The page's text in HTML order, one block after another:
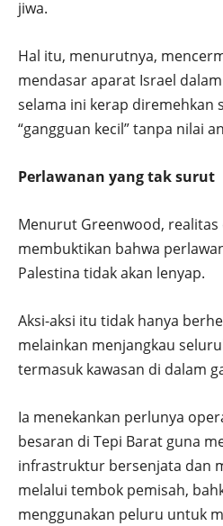
jiwa.
Hal itu, menurutnya,
mendasar aparat Israel
selama ini kerap diremehkan
“gangguan kecil” tanpa nilai
Perlawanan yang tak surut
Menurut Greenwood, realitas
membuktikan bahwa
Palestina tidak akan lenyap.
Aksi-aksi itu tidak hanya
melainkan menjangkau
termasuk kawasan di dalam
Ia menekankan perlunya
besaran di Tepi Barat guna
infrastruktur bersenjata dan
melalui tembok pemisah,
menggunakan peluru untuk